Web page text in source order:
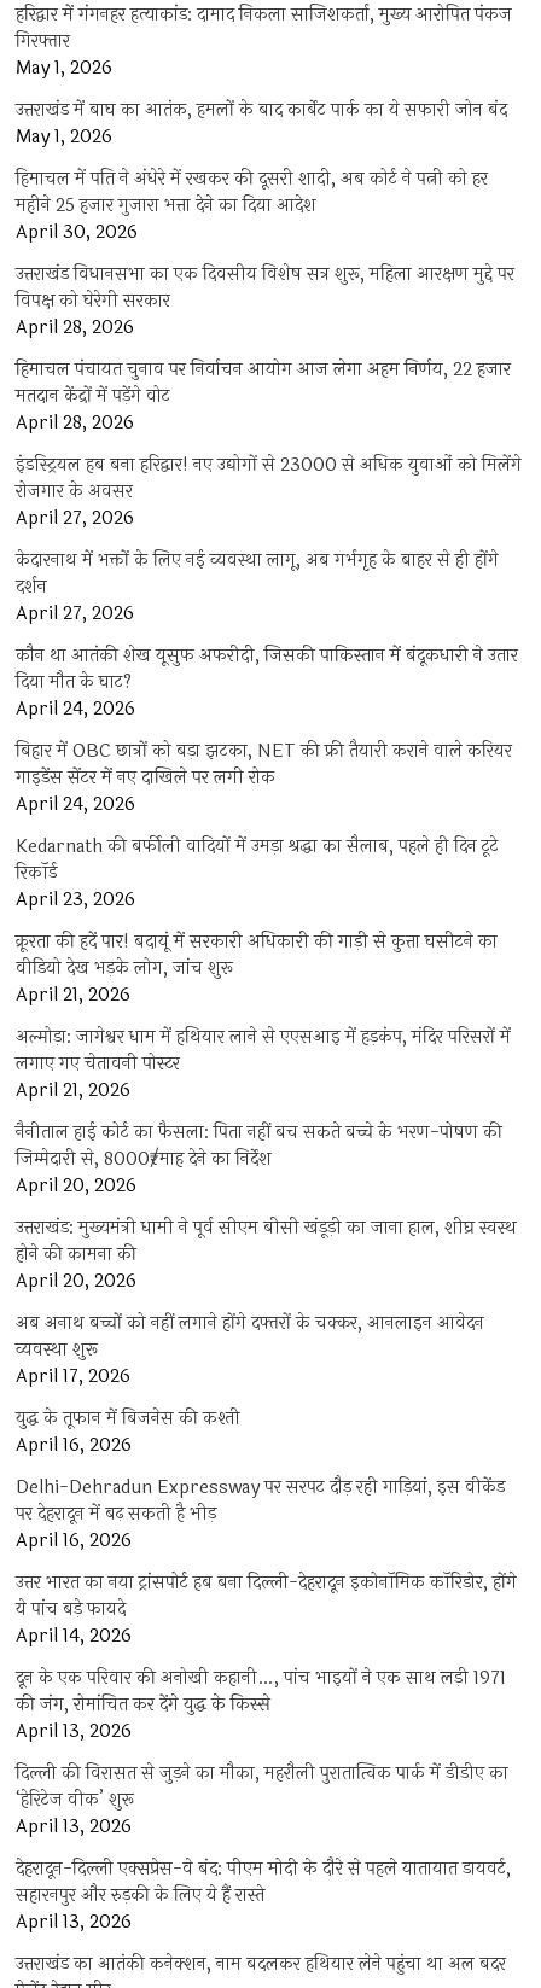
हरिद्वार में गंगनहर हत्याकांड: दामाद निकला साजिशकर्ता, मुख्य आरोपित पंकज
गिरफ्तार
May 1, 2026
उत्तराखंड में बाघ का आतंक, हमलों के बाद कार्बेट पार्क का ये सफारी जोन बंद
May 1, 2026
हिमाचल में पति ने अंधेरे में रखकर की दूसरी शादी, अब कोर्ट ने पत्नी को हर
महीने 25 हजार गुजारा भत्ता देने का दिया आदेश
April 30, 2026
उत्तराखंड विधानसभा का एक दिवसीय विशेष सत्र शुरू, महिला आरक्षण मुद्दे पर
विपक्ष को घेरेगी सरकार
April 28, 2026
हिमाचल पंचायत चुनाव पर निर्वाचन आयोग आज लेगा अहम निर्णय, 22 हजार
मतदान केंद्रों में पड़ेंगे वोट
April 28, 2026
इंडस्ट्रियल हब बना हरिद्वार! नए उद्योगों से 23000 से अधिक युवाओं को मिलेंगे
रोजगार के अवसर
April 27, 2026
केदारनाथ में भक्तों के लिए नई व्यवस्था लागू, अब गर्भगृह के बाहर से ही होंगे
दर्शन
April 27, 2026
कौन था आतंकी शेख यूसुफ अफरीदी, जिसकी पाकिस्तान में बंदूकधारी ने उतार
दिया मौत के घाट?
April 24, 2026
बिहार में OBC छात्रों को बड़ा झटका, NET की फ्री तैयारी कराने वाले करियर
गाइडेंस सेंटर में नए दाखिले पर लगी रोक
April 24, 2026
Kedarnath की बर्फीली वादियों में उमड़ा श्रद्धा का सैलाब, पहले ही दिन टूटे
रिकॉर्ड
April 23, 2026
क्रूरता की हदें पार! बदायूं में सरकारी अधिकारी की गाड़ी से कुत्ता घसीटने का
वीडियो देख भड़के लोग, जांच शुरू
April 21, 2026
अल्मोड़ा: जागेश्वर धाम में हथियार लाने से एएसआइ में हड़कंप, मंदिर परिसरों में
लगाए गए चेतावनी पोस्टर
April 21, 2026
नैनीताल हाई कोर्ट का फैसला: पिता नहीं बच सकते बच्चे के भरण-पोषण की
जिम्मेदारी से, 8000₹/माह देने का निर्देश
April 20, 2026
उत्तराखंड: मुख्यमंत्री धामी ने पूर्व सीएम बीसी खंडूड़ी का जाना हाल, शीघ्र स्वस्थ
होने की कामना की
April 20, 2026
अब अनाथ बच्चों को नहीं लगाने होंगे दफ्तरों के चक्कर, आनलाइन आवेदन
व्यवस्था शुरू
April 17, 2026
युद्ध के तूफान में बिजनेस की कश्ती
April 16, 2026
Delhi-Dehradun Expressway पर सरपट दौड़ रही गाड़ियां, इस वीकेंड
पर देहरादून में बढ़ सकती है भीड़
April 16, 2026
उत्तर भारत का नया ट्रांसपोर्ट हब बना दिल्ली-देहरादून इकोनॉमिक कॉरिडोर, होंगे
ये पांच बड़े फायदे
April 14, 2026
दून के एक परिवार की अनोखी कहानी…, पांच भाइयों ने एक साथ लड़ी 1971
की जंग, रोमांचित कर देंगे युद्ध के किस्से
April 13, 2026
दिल्ली की विरासत से जुड़ने का मौका, महरौली पुरातात्विक पार्क में डीडीए का
‘हेरिटेज वीक’ शुरू
April 13, 2026
देहरादून-दिल्ली एक्सप्रेस-वे बंद: पीएम मोदी के दौरे से पहले यातायात डायवर्ट,
सहारनपुर और रुड़की के लिए ये हैं रास्ते
April 13, 2026
उत्तराखंड का आतंकी कनेक्शन, नाम बदलकर हथियार लेने पहुंचा था अल बदर